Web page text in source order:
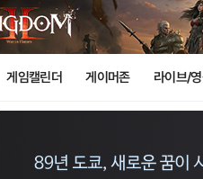
게임캘린더 게이머존 라이브/